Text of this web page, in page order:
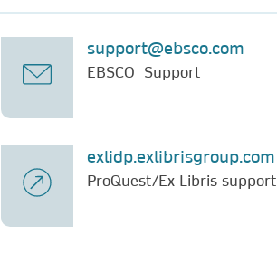
support@ebsco.com
EBSCO Support
exlidp.exlibrisgroup.com
ProQuest/Ex Libris support